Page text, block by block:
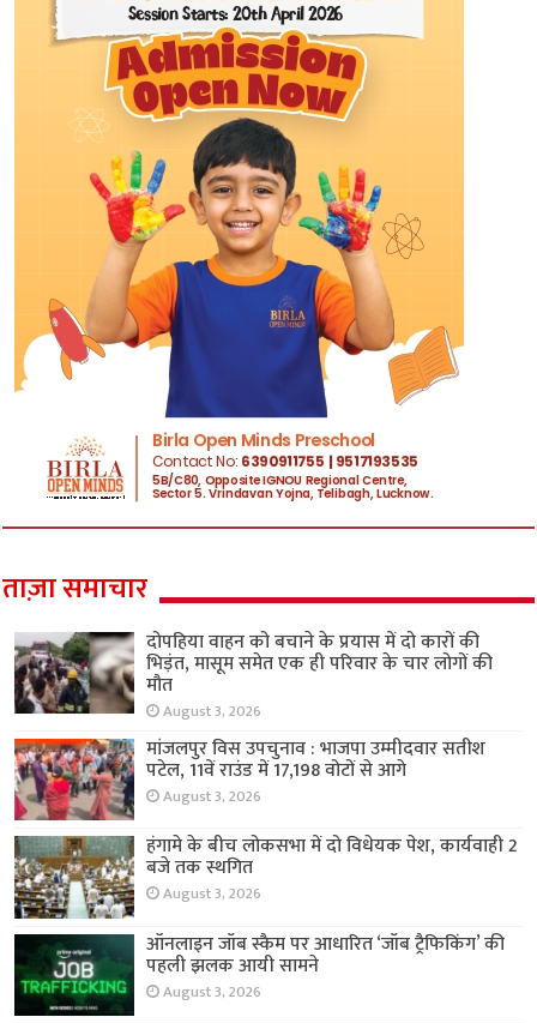
ताज़ा समाचार
दोपहिया वाहन को बचाने के प्रयास में दो कारों की
भिड़ंत, मासूम समेत एक ही परिवार के चार लोगों की
मौत
August 3, 2026
मांजलपुर विस उपचुनाव : भाजपा उम्मीदवार सतीश
पटेल, 11वें राउंड में 17,198 वोटों से आगे
August 3, 2026
हंगामे के बीच लोकसभा में दो विधेयक पेश, कार्यवाही 2
बजे तक स्थगित
August 3, 2026
ऑनलाइन जॉब स्कैम पर आधारित ‘जॉब ट्रैफिकिंग’ की
पहली झलक आयी सामने
August 3, 2026